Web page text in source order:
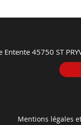
45750 ST
Mentions légales